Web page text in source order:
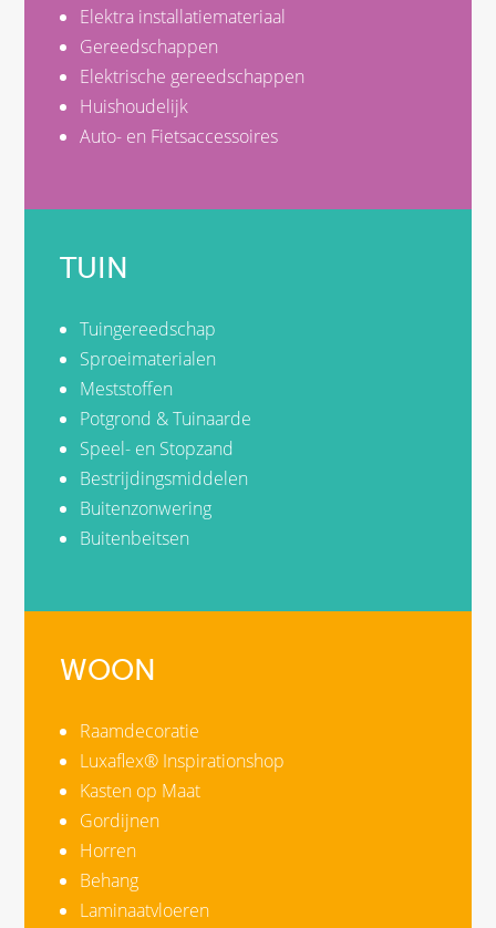
Elektra installatiemateriaal
Gereedschappen
Elektrische gereedschappen
Huishoudelijk
Auto- en Fietsaccessoires
TUIN
Tuingereedschap
Sproeimaterialen
Meststoffen
Potgrond & Tuinaarde
Speel- en Stopzand
Bestrijdingsmiddelen
Buitenzonwering
Buitenbeitsen
WOON
Raamdecoratie
Luxaflex® Inspirationshop
Kasten op Maat
Gordijnen
Horren
Behang
Laminaatvloeren